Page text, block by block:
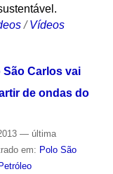
/Vídeos
Carlos vai
de ondas do
— última
em: Polo São